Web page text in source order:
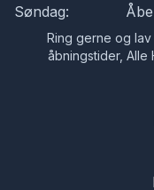
Søndag:
Ring gerne og
åbningstider, Alle